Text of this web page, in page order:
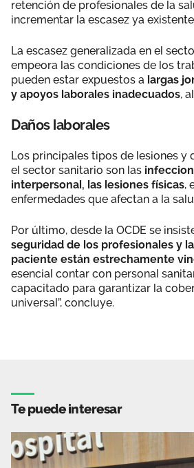
retención de profesionales de la
incrementar la escasez ya
La escasez generalizada en el
empeora las condiciones de los
pueden estar expuestos a largas
y apoyos laborales inadecuados,
Daños laborales
Los principales tipos de lesiones y
el sector sanitario son las
interpersonal, las lesiones físicas,
enfermedades que afectan a la
Por último, desde la OCDE se
seguridad de los profesionales y
paciente están estrechamente
esencial contar con personal
capacitado para garantizar la
universal”, concluye.
Te puede interesar